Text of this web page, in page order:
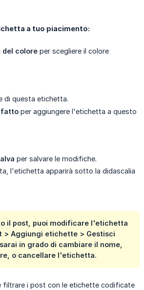
a tuo piacimento:
del colore per scegliere il colore
di questa etichetta.
fatto per aggiungere l'etichetta a questo
per salvare le modifiche.
l'etichetta apparirà sotto la didascalia
il post, puoi modificare l'etichetta
> Aggiungi etichette > Gestisci
sarai in grado di cambiare il nome,
o cancellare l'etichetta.
filtrare i post con le etichette codificate